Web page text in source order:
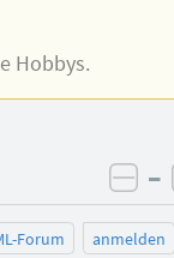
Hobbys.
–
Forum
anmelden